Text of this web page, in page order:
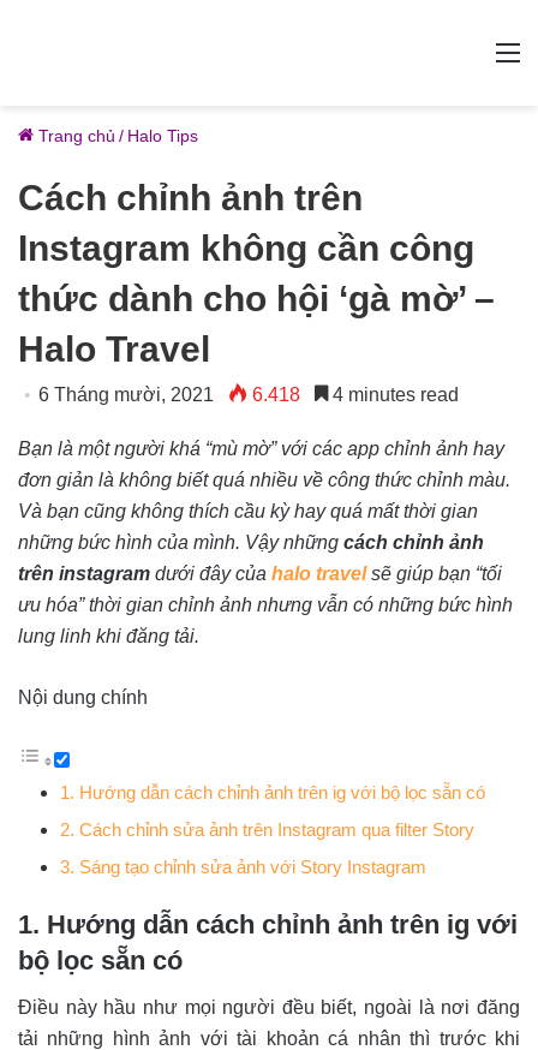
Trang chủ / Halo Tips
Cách chỉnh ảnh trên
Instagram không cần công
thức dành cho hội ‘gà mờ’ –
Halo Travel
6 Tháng mười, 2021 6.418 4 minutes read
Bạn là một người khá “mù mờ” với các app chỉnh ảnh hay
đơn giản là không biết quá nhiều về công thức chỉnh màu.
Và bạn cũng không thích cầu kỳ hay quá mất thời gian
những bức hình của mình. Vậynhững cách chỉnh ảnh
trên instagram dưới đây của halo travelsẽ giúp bạn “tối
ưu hóa” thời gian chỉnh ảnh nhưng vẫn có những bức hình
lung linh khi đăng tải.
Nội dung chính
1. Hướng dẫn cách chỉnh ảnh trên ig với bộ lọc sẵn có
2. Cách chỉnh sửa ảnh trên Instagram qua filter Story
3. Sáng tạo chỉnh sửa ảnh với Story Instagram
1. Hướng dẫn cách chỉnh ảnh trên ig với
bộ lọc sẵn có
Điều này hầu như mọi người đều biết, ngoài là nơi đăng
tải những hình ảnh với tài khoản cá nhân thì trước khi